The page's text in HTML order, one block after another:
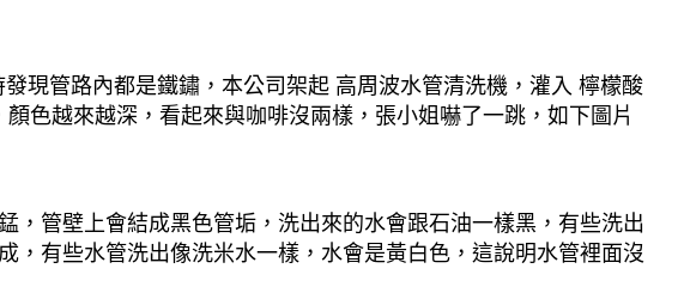
現管路內都是鐵鏽，本公司架起 高周波水管清洗機，灌入 檸檬酸
色越來越深，看起來與咖啡沒兩樣，張小姐嚇了一跳，如下圖片
管壁上會結成黑色管垢，洗出來的水會跟石油一樣黑，有些洗出
有些水管洗出像洗米水一樣，水會是黃白色，這說明水管裡面沒